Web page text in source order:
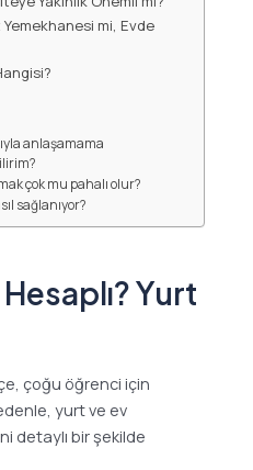
mi, Evde
anlaşamama
çok mu pahalı olur?
sağlanıyor?
Yurt
çoğu öğrenci için
yurt ve ev
detaylı bir şekilde